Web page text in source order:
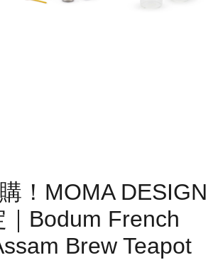
！MOMA DESIGN
｜Bodum French
Brew Teapot